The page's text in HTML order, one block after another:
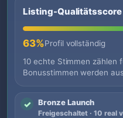
Listing-Qualitätsscore
63%Profil vollständig
10 echte Stimmen zählen
Bonusstimmen werden
✓ Bronze Launch
Freigeschaltet · 10 real